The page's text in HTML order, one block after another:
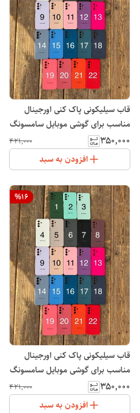
قاب سیلیکونی پاک کنی اورجینال
مناسب برای گوشی موبایل سامسونگ
Galaxy A50
۳۵۰٬۰۰۰ ۴۲۱٬۰۰۰
افزودن به سبد
%16
قاب سیلیکونی پاک کنی اورجینال
مناسب برای گوشی موبایل سامسونگ
Galaxy A54
۳۵۰٬۰۰۰ ۴۲۱٬۰۰۰
افزودن به سبد